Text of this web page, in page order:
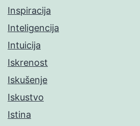
Inspiracija
Inteligencija
Intuicija
Iskrenost
Iskušenje
Iskustvo
Istina